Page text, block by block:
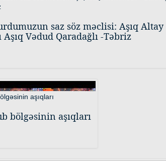
saz söz məclisi: Aşıq Altay
Vədud Qaradağlı -Təbriz
bölgəsinin aşıqları